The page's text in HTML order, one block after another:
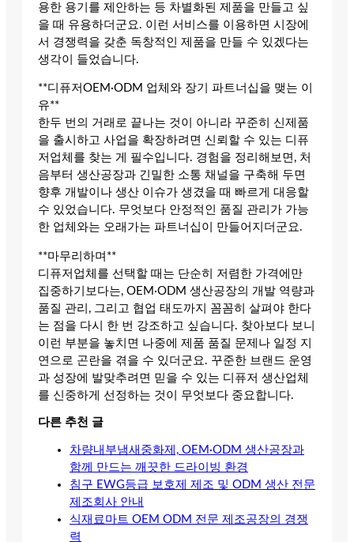
용한 용기를 제안하는 등 차별화된 제품을 만들고 싶
을 때 유용하더군요. 이런 서비스를 이용하면 시장에
서 경쟁력을 갖춘 독창적인 제품을 만들 수 있겠다는
생각이 들었습니다.
**디퓨저OEM·ODM 업체와 장기 파트너십을 맺는 이
유**
한두 번의 거래로 끝나는 것이 아니라 꾸준히 신제품
을 출시하고 사업을 확장하려면 신뢰할 수 있는 디퓨
저업체를 찾는 게 필수입니다. 경험을 정리해보면, 처
음부터 생산공장과 긴밀한 소통 채널을 구축해 두면
향후 개발이나 생산 이슈가 생겼을 때 빠르게 대응할
수 있었습니다. 무엇보다 안정적인 품질 관리가 가능
한 업체와는 오래가는 파트너십이 만들어지더군요.
**마무리하며**
디퓨저업체를 선택할 때는 단순히 저렴한 가격에만
집중하기보다는, OEM·ODM 생산공장의 개발 역량과
품질 관리, 그리고 협업 태도까지 꼼꼼히 살펴야 한다
는 점을 다시 한 번 강조하고 싶습니다. 찾아보다 보니
이런 부분을 놓치면 나중에 제품 품질 문제나 일정 지
연으로 곤란을 겪을 수 있더군요. 꾸준한 브랜드 운영
과 성장에 발맞추려면 믿을 수 있는 디퓨저 생산업체
를 신중하게 선정하는 것이 무엇보다 중요합니다.
다른 추천 글
차량내부냄새중화제, OEM·ODM 생산공장과
함께 만드는 깨끗한 드라이빙 환경
침구 EWG등급 보호제 제조 및 ODM 생산 전문
제조회사 안내
식재료마트 OEM ODM 전문 제조공장의 경쟁
력